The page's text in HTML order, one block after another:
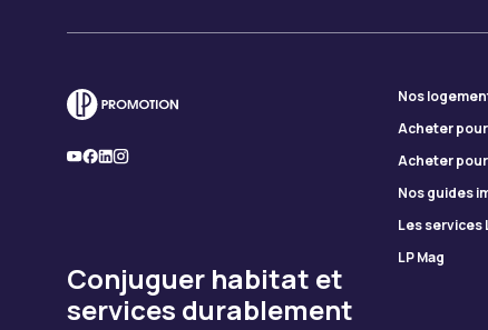
Conjuguer habitat et
services durablement
Nos
Acheter
Acheter
Nos guides
Les services
LP Mag